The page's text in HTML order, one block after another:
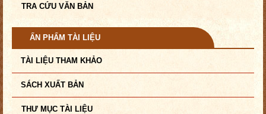
TRA CỨU VĂN BẢN
ẤN PHẨM TÀI LIỆU
TÀI LIỆU THAM KHẢO
SÁCH XUẤT BẢN
THƯ MỤC TÀI LIỆU